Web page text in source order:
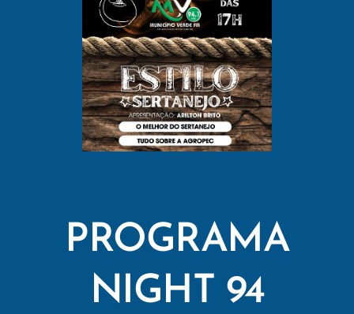
PROGRAMA
NIGHT 94